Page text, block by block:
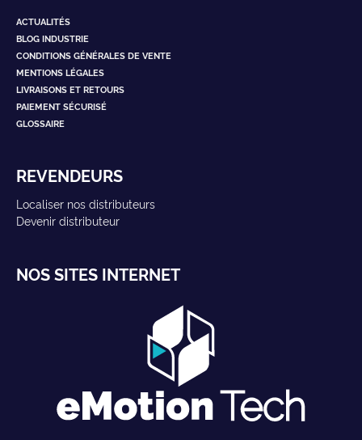
ACTUALITÉS
BLOG INDUSTRIE
CONDITIONS GÉNÉRALES DE VENTE
MENTIONS LÉGALES
LIVRAISONS ET RETOURS
PAIEMENT SÉCURISÉ
GLOSSAIRE
REVENDEURS
Localiser nos distributeurs
Devenir distributeur
NOS SITES INTERNET